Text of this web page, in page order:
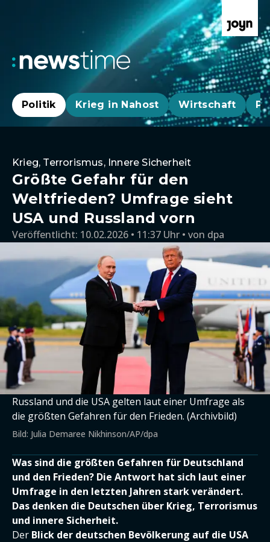
Politik Krieg in Nahost Wirtschaft
Krieg, Terrorismus, Innere Sicherheit
Größte Gefahr für den
Weltfrieden? Umfrage sieht
USA und Russland vorn
Veröffentlicht: 10.02.2026 • 11:37 Uhr von dpa
Russland und die USA gelten laut einer Umfrage als
die größten Gefahren für den Frieden. (Archivbild)
Bild: Julia Demaree Nikhinson/AP/dpa
Was sind die größten Gefahren für Deutschland
und den Frieden? Die Antwort hat sich laut einer
Umfrage in den letzten Jahren stark verändert.
Das denken die Deutschen über Krieg, Terrorismus
und innere Sicherheit.
Der Blick der deutschen Bevölkerung auf die USA